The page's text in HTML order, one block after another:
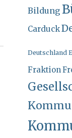
Bildung
Carduck
Deutschland
Fraktion